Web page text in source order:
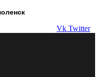
Vk Twitter